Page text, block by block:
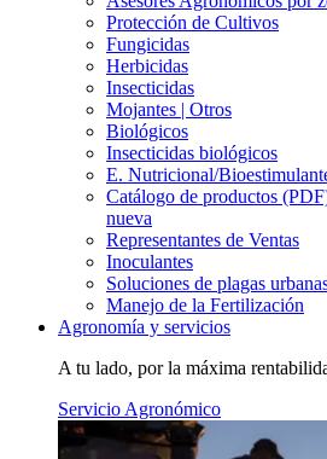
Protección de Cultivos
Fungicidas
Herbicidas
Insecticidas
Mojantes | Otros
Biológicos
Insecticidas biológicos
E. Nutricional/
Catálogo de productos
nueva
Representantes de Ventas
Inoculantes
Soluciones de plagas
Manejo de la Fertilización
Agronomía y servicios
A tu lado, por la máxima
Servicio Agronómico